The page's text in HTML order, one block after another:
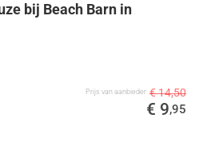
bij Beach Barn in
Prijs van aanbieder € 14,50
€ 9,95